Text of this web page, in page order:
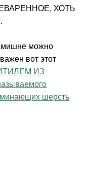
ХОТЬ
мишне можно
вот этот
ИЗ
шерсть